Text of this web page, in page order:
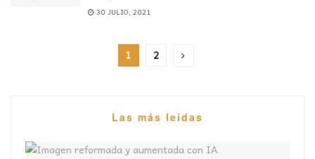
30 JULIO, 2021
1 2
Las más leídas